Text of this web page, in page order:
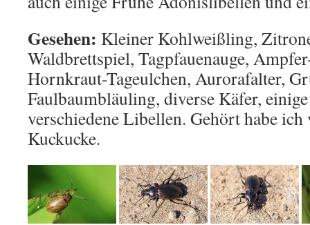
Gesehen: Kleiner Kohlweißling,
Waldbrettspiel, Tagpfauenauge,
Hornkraut-Tageulchen, Aurorafalter,
Faulbaumbläuling, diverse Käfer,
verschiedene Libellen. Gehört habe
Kuckucke.